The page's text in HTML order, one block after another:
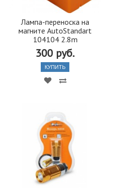
Лампа-переноска на
магните AutoStandart
104104 2.8m
300 руб.
КУПИТЬ